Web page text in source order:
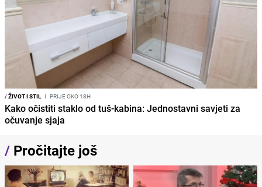
/ŽIVOT I STIL I PRIJE OKO 18H
Kako očistiti staklo od tuš-kabina: Jednostavni savjeti za
očuvanje sjaja
/ Pročitajte još